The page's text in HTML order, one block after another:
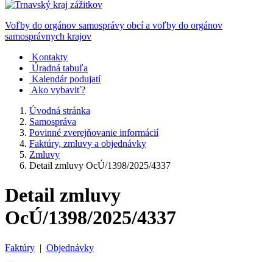
Voľby do orgánov samosprávy obcí a voľby do orgánov
samosprávnych krajov
Kontakty
Úradná tabuľa
Kalendár podujatí
Ako vybaviť?
Úvodná stránka
Samospráva
Povinné zverejňovanie informácií
Faktúry, zmluvy a objednávky
Zmluvy
Detail zmluvy OcÚ/1398/2025/4337
Detail zmluvy
OcÚ/1398/2025/4337
Faktúry | Objednávky